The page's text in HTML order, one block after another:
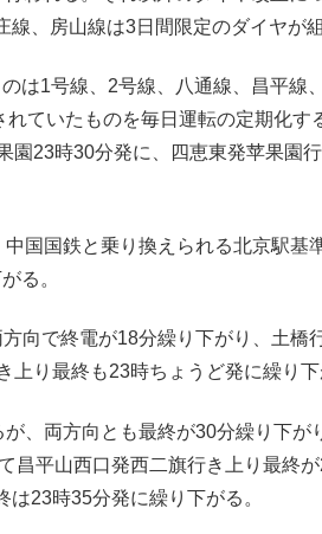
、房山線は3日間限定のダイヤが
は1号線、2号線、八通線、昌平線
ていたものを毎日運転の定期化す
園23時30分発に、四恵東発苹果園
国国鉄と乗り換えられる北京駅基
る。
向で終電が18分繰り下がり、土橋
り最終も23時ちょうど発に繰り下
、両方向とも最終が30分繰り下が
平山西口発西二旗行き上り最終が
23時35分発に繰り下がる。